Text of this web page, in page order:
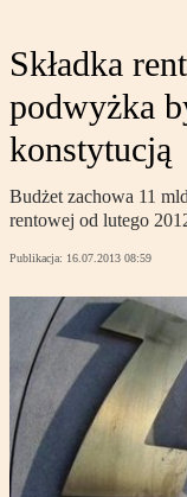
Składka
podwyżka
konstytucją
Budżet zachowa 11
rentowej od lutego
Publikacja: 16.07.2013 08:59